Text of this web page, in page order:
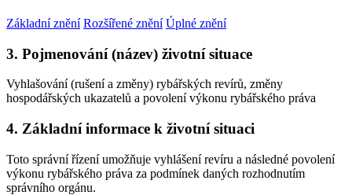
Základní znění Rozšířené znění Úplné znění
3. Pojmenování (název) životní situace
Vyhlašování (rušení a změny) rybářských revírů, změny
hospodářských ukazatelů a povolení výkonu rybářského práva
4. Základní informace k životní situaci
Toto správní řízení umožňuje vyhlášení revíru a následné povolení
výkonu rybářského práva za podmínek daných rozhodnutím
správního orgánu.